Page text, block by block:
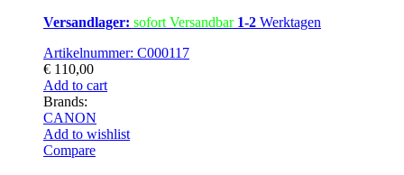
Versandlager: sofort Versandbar 1-2 Werktagen
Artikelnummer: C000117
€ 110,00
Add to cart
Brands:
CANON
Add to wishlist
Compare